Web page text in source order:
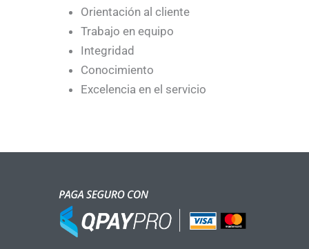
Orientación al cliente
Trabajo en equipo
Integridad
Conocimiento
Excelencia en el servicio